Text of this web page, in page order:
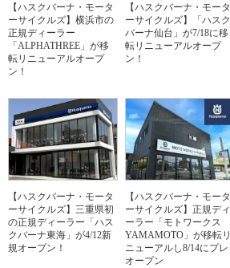
【ハスクバーナ・モータ
ーサイクルズ】横浜市の
正規ディーラー
「ALPHATHREE」が移
転リニューアルオープ
ン！
【ハスクバーナ・モータ
ーサイクルズ】「ハスク
バーナ仙台」が7/18に移
転リニューアルオープ
ン！
【ハスクバーナ・モータ
ーサイクルズ】三重県初
の正規ディーラー「ハス
クバーナ東海」が4/12新
規オープン！
【ハスクバーナ・モータ
ーサイクルズ】正規ディ
ーラー「モトワークス
YAMAMOTO」が移転リ
ニューアルし8/14にプレ
オープン